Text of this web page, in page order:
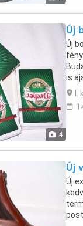
4
Új
Új
is
Új
Új